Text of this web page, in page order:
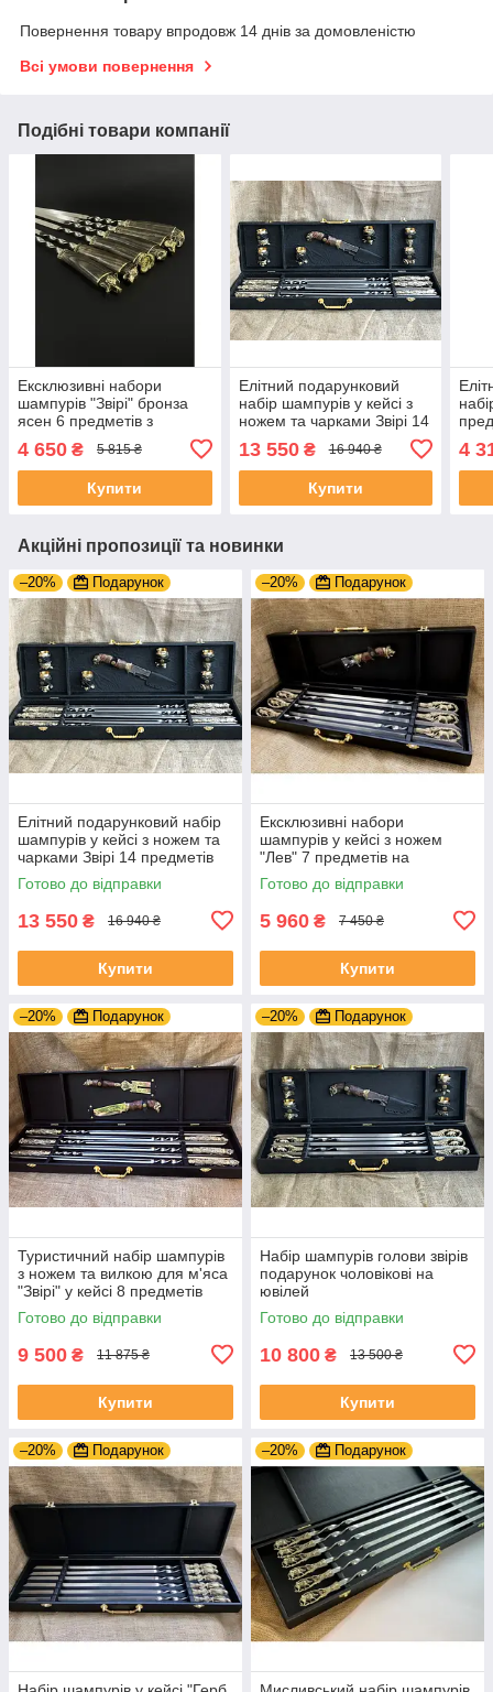
Повернення товару впродовж 14 днів за домовленістю
Всі умови повернення
Подібні товари компанії
Ексклюзивні набори
шампурів "Звірі" бронза
ясен 6 предметів з
4 650 ₴ 5 815 ₴
Купити
Елітний подарунковий
набір шампурів у кейсі з
ножем та чарками Звірі 14
13 550₴ 16 940 ₴
Купити
4
Акційні пропозиції та новинки
–20% Подарунок
Елітний подарунковий набір
шампурів у кейсі з ножем та
чарками Звірі 14 предметів
Готово до відправки
13 550 ₴ 16 940 ₴
Купити
–20% Подарунок
Ексклюзивні набори
шампурів у кейсі з ножем
"Лев" 7 предметів на
подарунок директору
Готово до відправки
5 960 ₴ 7 450 ₴
Купити
–20% Подарунок
Туристичний набір шампурів
з ножем та вилкою для м'яса
"Звірі" у кейсі 8 предметів
подарунок Свату на ювілей
Готово до відправки
9 500 ₴ 11 875 ₴
Купити
–20% Подарунок
Набір шампурів голови звірів
подарунок чоловікові на
ювілей
Готово до відправки
10 800 ₴ 13 500 ₴
Купити
–20% Подарунок –20% Подарунок